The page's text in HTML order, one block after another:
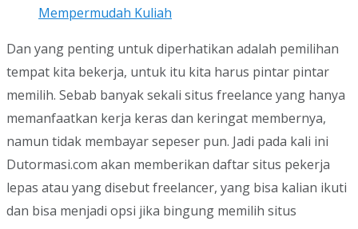
Mempermudah Kuliah
Dan yang penting untuk diperhatikan adalah pemilihan
tempat kita bekerja, untuk itu kita harus pintar pintar
memilih. Sebab banyak sekali situs freelance yang hanya
memanfaatkan kerja keras dan keringat membernya,
namun tidak membayar sepeser pun. Jadi pada kali ini
Dutormasi.com akan memberikan daftar situs pekerja
lepas atau yang disebut freelancer, yang bisa kalian ikuti
dan bisa menjadi opsi jika bingung memilih situs